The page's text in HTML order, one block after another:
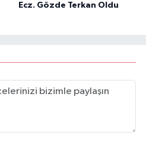
Ecz. Gözde Terkan Oldu